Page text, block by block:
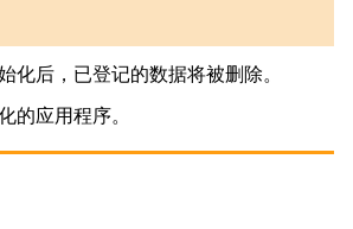
化后，已登记的数据将被删除。
的应用程序。